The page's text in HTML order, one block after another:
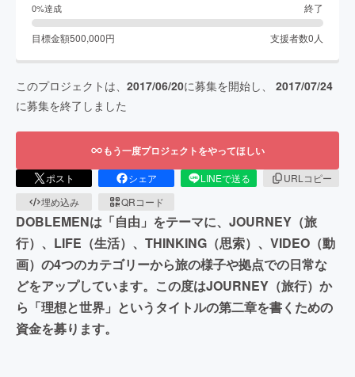
0%達成 終了
目標金額500,000円 支援者数0 人
このプロジェクトは、 2017/06/20に募集を開始し、 2017/07/24
に募集を終了しました
もう一度プロジェクトをやってほしい
ポスト シェア LINEで送る
URLコピー
埋め込み
QRコード
DOBLEMENは「自由」をテーマに、JOURNEY（旅
行）、LIFE（生活）、THINKING（思索）、VIDEO（動
画）の4つのカテゴリーから旅の様子や拠点での日常な
どをアップしています。この度はJOURNEY（旅行）か
ら「理想と世界」というタイトルの第二章を書くための
資金を募ります。